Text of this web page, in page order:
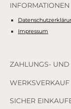
INFORMATIONEN
Impressum
ZAHLUNGS-
WERKSVERKAUF
SICHER